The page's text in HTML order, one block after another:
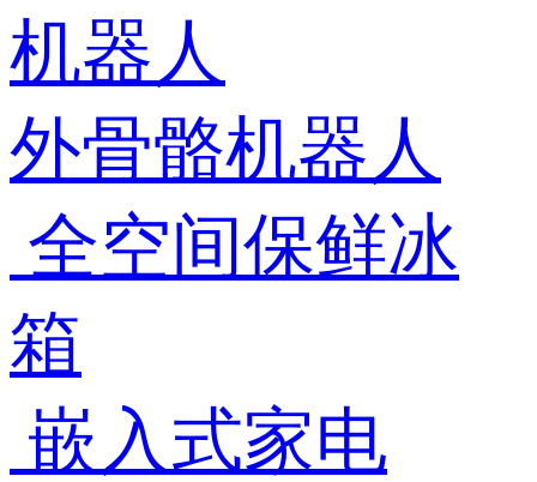
机器人
外骨骼机器人
全空间保鲜冰
箱
嵌入式家电